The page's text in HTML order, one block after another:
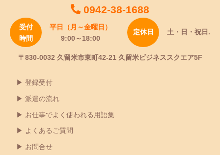
0942-38-1688
受付
時間
平日（月～金曜日）
9:00～18:00
定休日 土・日・祝日.
〒830-0032 久留米市東町42-21 久留米ビジネススクエア5F
登録受付
派遣の流れ
お仕事でよく使われる用語集
よくあるご質問
お問合せ